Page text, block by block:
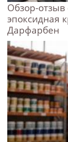
Обзор-
эпоксидная
Дарфарбен